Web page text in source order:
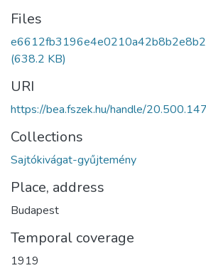
Files
(638.2 KB)
URI
https://bea.fszek.hu/handle/
Collections
Sajtókivágat-gyűjtemény
Place, address
Budapest
Temporal coverage
1919